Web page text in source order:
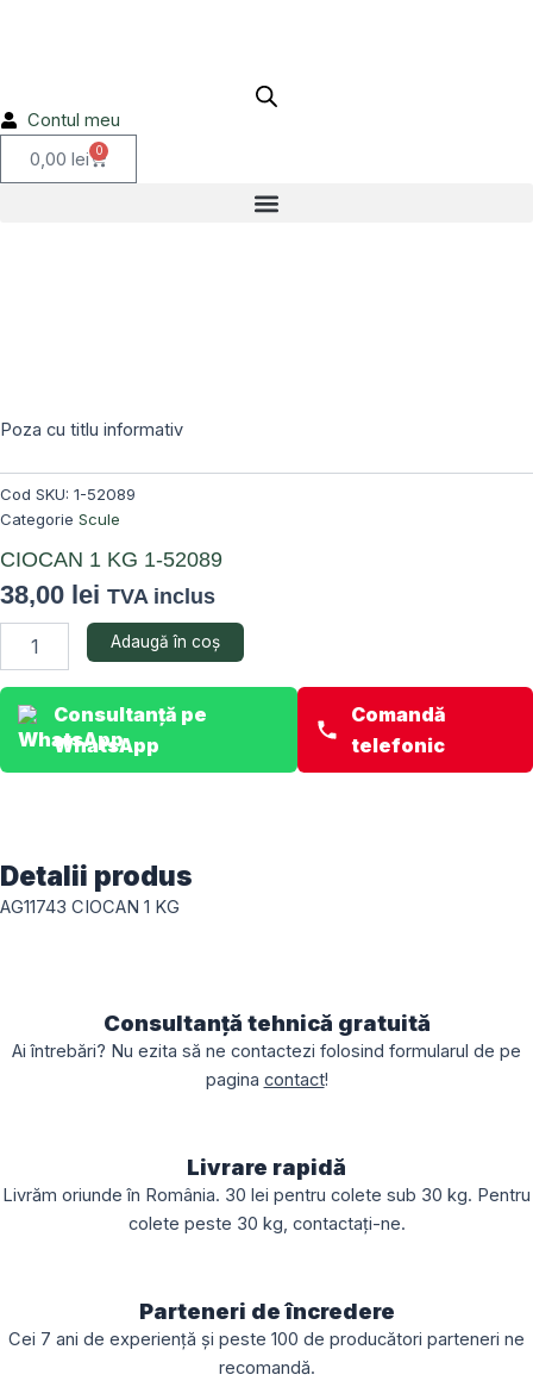
Contul meu
0,00 lei 0
Cart
Poza cu titlu informativ
Cod SKU: 1-52089
Categorie Scule
CIOCAN 1 KG 1-52089
38,00 lei TVA inclus
CIOCAN
KG
52089
Adaugă în coș
Consultanță pe
WhatsApp
Comandă
telefonic
Detalii produs
AG11743 CIOCAN 1 KG
Consultanță tehnică gratuită
Ai întrebări? Nu ezita să ne contactezi folosind formularul de pe
pagina contact!
Livrare rapidă
Livrăm oriunde în România. 30 lei pentru colete sub 30 kg. Pentru
colete peste 30 kg, contactați-ne.
Parteneri de încredere
Cei 7 ani de experiență și peste 100 de producători parteneri ne
recomandă.